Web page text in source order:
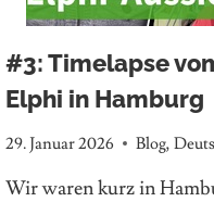
#3: Timelapse
Elphi in Hamburg
29. Januar 2026 Blog,
Wir waren kurz in